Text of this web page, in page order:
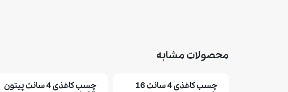
محصولات مشابه
چسب کاغذی 4 سانت 16
چسب کاغذی 4 سانت پیتون